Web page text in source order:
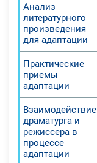
Анализ
литературного
произведения
для адаптации
Практические
приемы
адаптации
Взаимодействие
драматурга и
режиссера в
процессе
адаптации